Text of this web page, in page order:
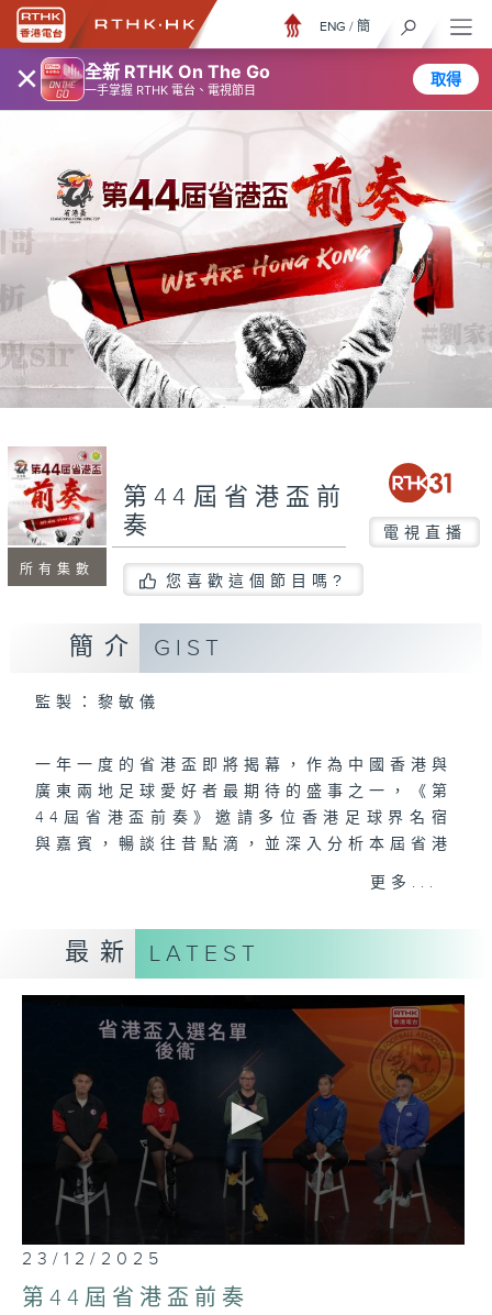
× 全新 RTHK On The Go
一手掌握 RTHK 電台、電視節目
取得
ENG / 簡
所有集數
第44屆省港盃前
奏
電視直播
您喜歡這個節目嗎?
簡介 GIST
監製：黎敏儀
一年一度的省港盃即將揭幕，作為中國香港與
廣東兩地足球愛好者最期待的盛事之一，《第
44屆省港盃前奏》邀請多位香港足球界名宿
與嘉賓，暢談往昔點滴，並深入分析本屆省港
更多...
最新 LATEST
0
seconds
of
26
23/12/2025
第44屆省港盃前奏